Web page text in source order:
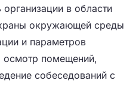
организации в области
окружающей среды
и параметров
помещений,
собеседований с